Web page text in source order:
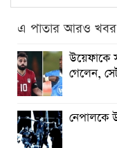
এ পাতার আরও খবর
উয়েফাকে
গেলেন,
নেপালকে